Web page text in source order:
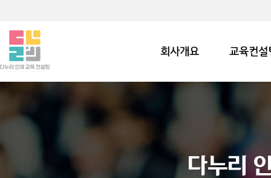
회사개요 교육컨설
다누리